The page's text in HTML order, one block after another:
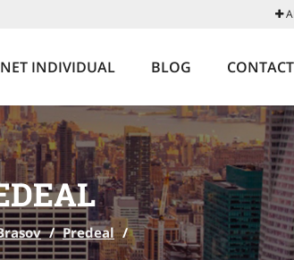
INDIVIDUAL BLOG CONTACT
/ Predeal /